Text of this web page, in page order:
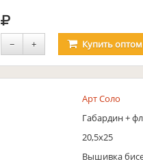
руб.
− + Купитьоптом
Арт Соло
Габардин +
20,5х25
Вышивка